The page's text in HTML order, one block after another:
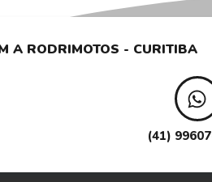
A RODRIMOTOS - CURITIBA
(41)